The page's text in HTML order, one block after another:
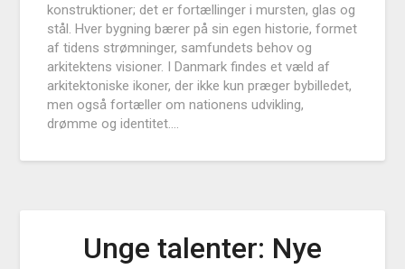
konstruktioner; det er fortællinger i mursten, glas og
stål. Hver bygning bærer på sin egen historie, formet
af tidens strømninger, samfundets behov og
arkitektens visioner. I Danmark findes et væld af
arkitektoniske ikoner, der ikke kun præger bybilledet,
men også fortæller om nationens udvikling,
drømme og identitet….
Unge talenter: Nye